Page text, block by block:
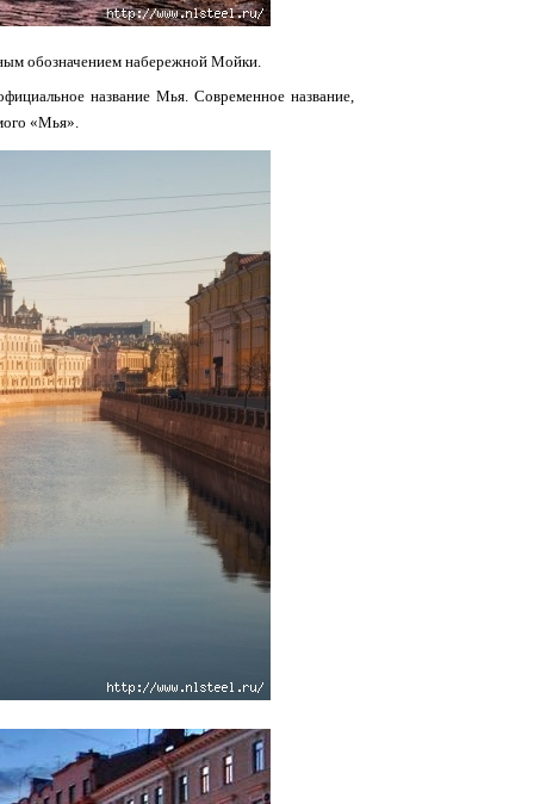
обозначением набережной Мойки.
название Мья. Современное название,
«Мья».